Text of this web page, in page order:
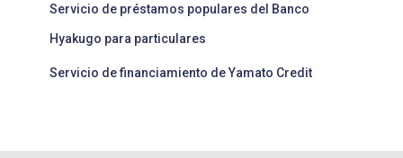
Servicio de préstamos populares del Banco
Hyakugo para particulares
Servicio de financiamiento de Yamato Credit